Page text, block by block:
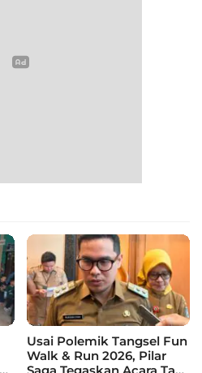
Usai Polemik Tangsel Fun
Walk & Run 2026, Pilar